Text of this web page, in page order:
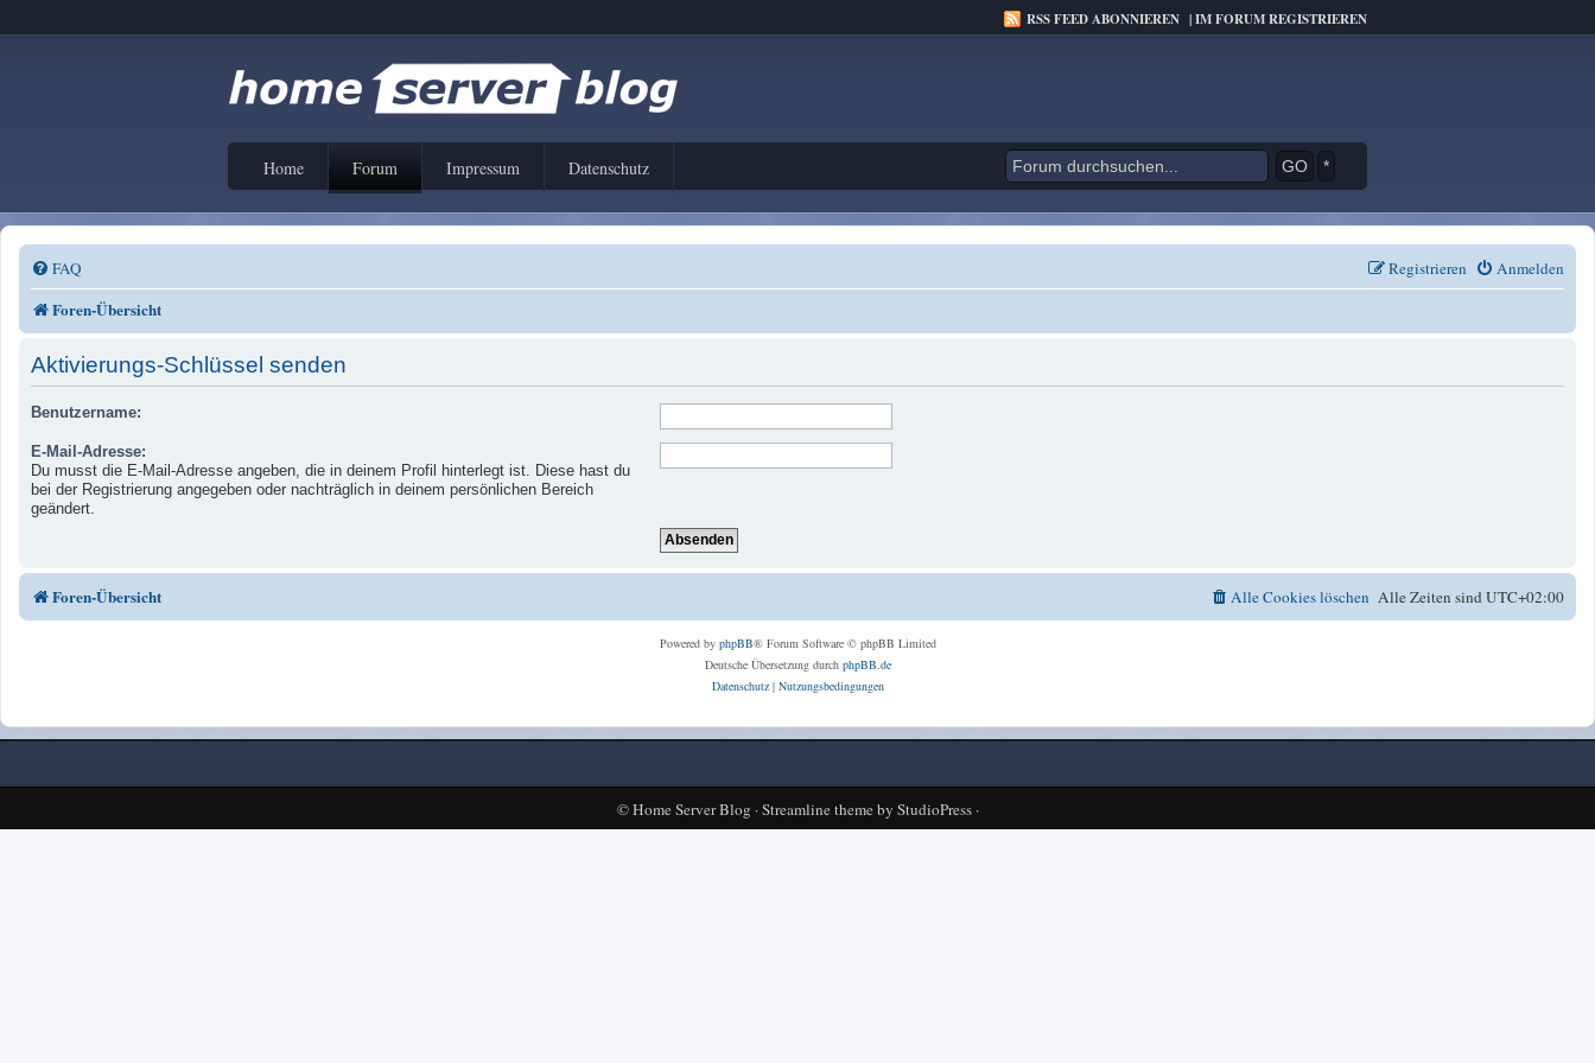
RSS FEED ABONNIEREN |IM FORUM REGISTRIEREN
Home Forum Impressum Datenschutz *
FAQ Anmelden
Registrieren
Foren-Übersicht
Aktivierungs-Schlüssel senden
Benutzername:
E-Mail-Adresse:
Du musst die E-Mail-Adresse angeben, die in deinem Profil hinterlegt ist. Diese hast du
bei der Registrierung angegeben oder nachträglich in deinem persönlichen Bereich
geändert.
Foren-Übersicht Alle Zeiten sindUTC+02:00
Alle Cookies löschen
Powered by phpBB® Forum Software © phpBB Limited
Deutsche Übersetzung durch phpBB.de
Datenschutz| Nutzungsbedingungen
©Home Server Blog ·Streamline themeby StudioPress·